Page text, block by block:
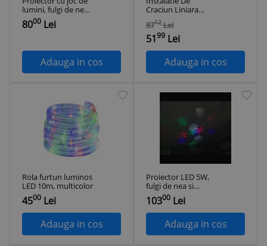
lumini, fulgi de nea,
LED, 4W
8000 Lei
Adauga in cos
Craciun Liniara
Multicolora, Cu 8
Jocuri De Lumini,
Lungime de 40 m,
Ideala Pentru A
Creea Decor De
Poveste,
Interior/Exterior
8712 Lei
5199 Lei
Adauga in cos
Rola furtun luminos
LED 10m, multicolor
4500 Lei
Adauga in cos
Proiector LED 5W,
fulgi de nea si
proiectii luminoase
10300 Lei
Adauga in cos